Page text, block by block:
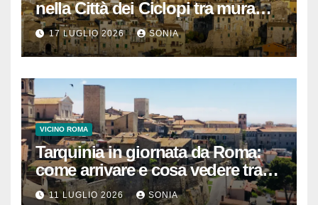
nella Città dei Ciclopi tra mura
megalitiche, vicoli medievali e
panorami di Ciociaria
17 LUGLIO 2026 SONIA
VICINO ROMA
Tarquinia in giornata da Roma:
come arrivare e cosa vedere tra
necropoli etrusca, museo e
11 LUGLIO 2026 SONIA